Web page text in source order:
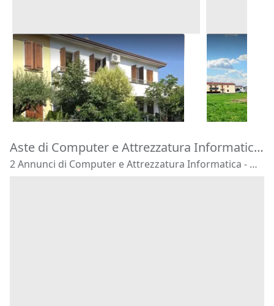
Asta Abitazione cielo terra con
cortile e cantina
Montegrotto Terme (Padova)
195.000 €
20/10/2026
Asta
di 5.900 mq
Castegnero
85.000 €
16/11/2026
Aste di Computer e Attrezzatura Informatica Montegrotto Terme
2 Annunci di Computer e Attrezzatura Informatica - Montegrotto Terme